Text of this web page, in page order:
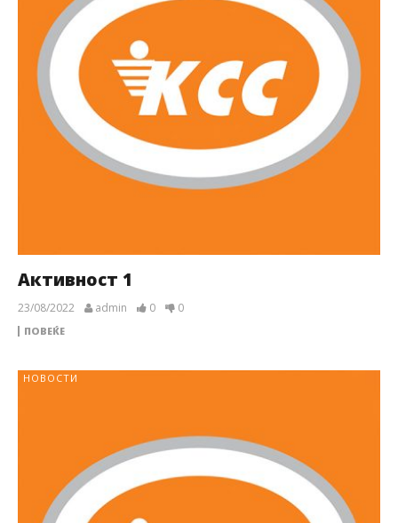
Активност 1
23/08/2022 admin 0 0
ПОВЕЌЕ
НОВОСТИ